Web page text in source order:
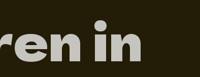
in